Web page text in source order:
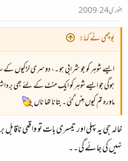
جنوری 24، 2009
بوچھی نے کہا:
ایسے شوہر کو جو شرابی ہو ۔، دوسری لڑکیوں کے
ہوگی جو ایسے شوہر کو ایک منٹ کے لئے بھی
ماورہ تم کیوں ہنس گئی ۔ بتانا تھا ناں
خالہ جی یہ پہلی اور تیسری بات تو واقعی
نہیں کی جائے گی ۔۔